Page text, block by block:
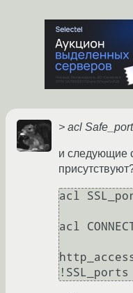
> acl
и следующие
acl
acl
http_access
!SSL_ports